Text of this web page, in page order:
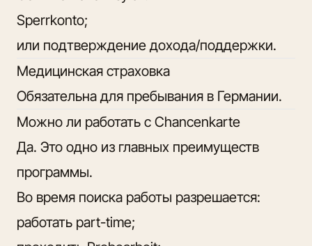
Sperrkonto;
или подтверждение дохода/поддержки.
Медицинская страховка
Обязательна для пребывания в Германии.
Можно ли работать с Chancenkarte
Да. Это одно из главных преимуществ
программы.
Во время поиска работы разрешается:
работать part-time;